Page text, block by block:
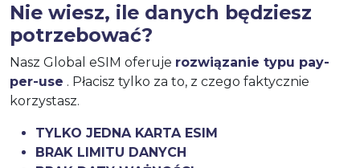
Nie wiesz, ile danych będziesz
potrzebować?
Nasz Global eSIM oferuje rozwiązanie typu pay-
per-use . Płacisz tylko za to, z czego faktycznie
korzystasz.
TYLKO JEDNA KARTA ESIM
BRAK LIMITU DANYCH